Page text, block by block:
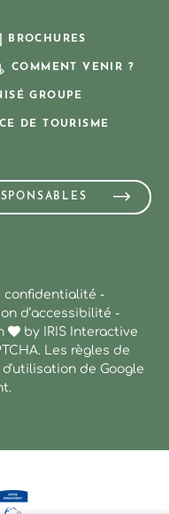
BROCHURES
COMMENT VENIR ?
GROUPE
DE TOURISME
confidentialité -
d’accessibilité -
by
IRIS Interactive
Les règles de
de Google